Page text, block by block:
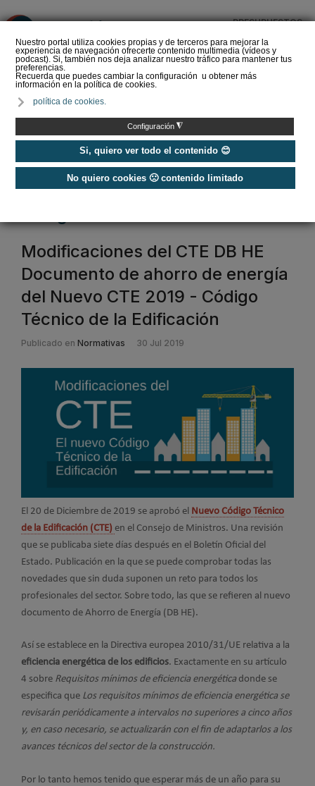
Nuestro portal utiliza cookies propias y de terceros para mejorar la
experiencia de navegación ofrecerte contenido multimedia (vídeos y
podcast). Si, también nos deja analizar nuestro tráfico para mantener tus
preferencias.
Recuerda que puedes cambiar la configuración u obtener más
información en la política de cookies.
política de cookies.
Configuración ◮
Si, quiero ver todo el contenido 😊
No quiero cookies 🙁 contenido limitado
PRESUPUESTOS
del Amperio (Episodio 3)
CTE
Modificaciones del CTE DB HE
Documento de ahorro de energía
del Nuevo CTE 2019 - Código
Técnico de la Edificación
Publicado en Normativas 30 Jul 2019
El 20 de Diciembre de 2019 se aprobó el Nuevo Código Técnico
de la Edificación (CTE) en el Consejo de Ministros. Una revisión
que se publicaba siete días después en el Boletín Oficial del
Estado. Publicación en la que se puede comprobar todas las
novedades que sin duda suponen un reto para todos los
profesionales del sector. Sobre todo, las que se refieren al nuevo
documento de Ahorro de Energía (DB HE).
Así se establece en la Directiva europea 2010/31/UE relativa a la
eficiencia energética de los edificios. Exactamente en su artículo
4 sobre Requisitos mínimos de eficiencia energética donde se
especifica que Los requisitos mínimos de eficiencia energética se
revisarán periódicamente a intervalos no superiores a cinco años
y, en caso necesario, se actualizarán con el fin de adaptarlos a los
avances técnicos del sector de la construcción.
Por lo tanto hemos tenido que esperar más de un año para su